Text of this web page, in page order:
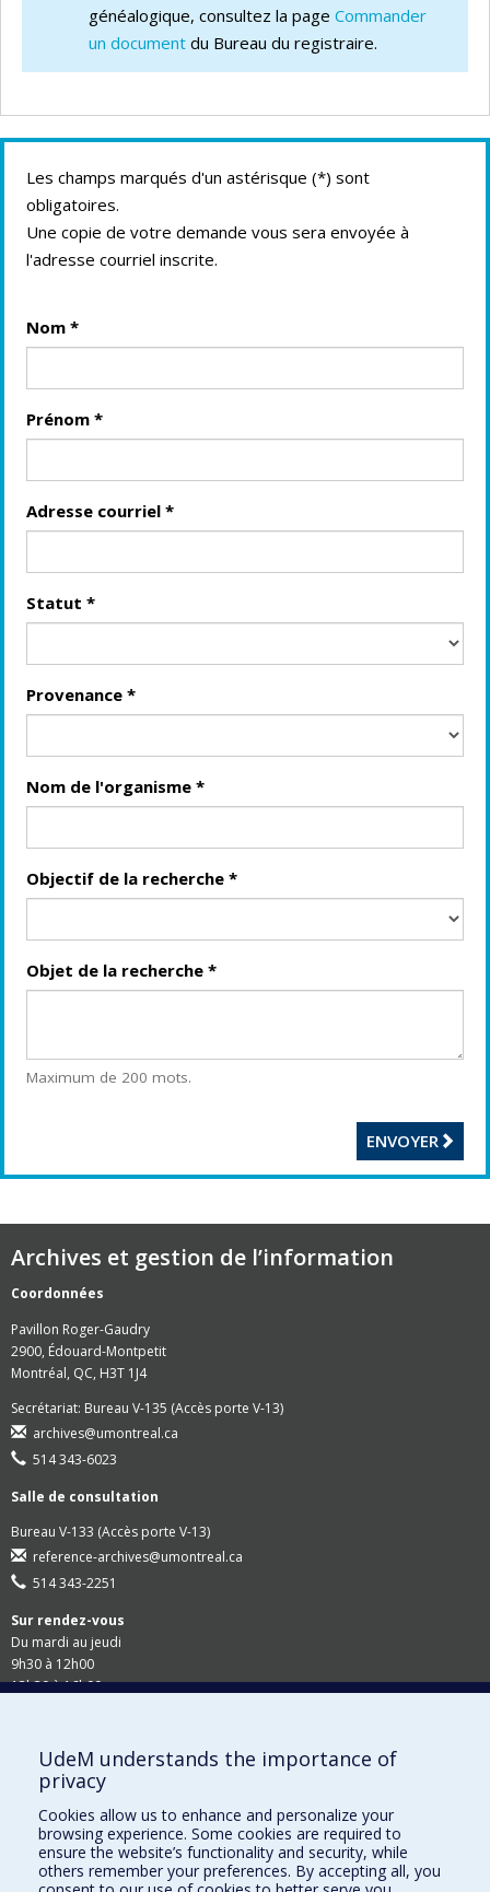
généalogique, consultez la page Commander
un document du Bureau du registraire.
Les champs marqués d'un astérisque (*) sont
obligatoires.
Une copie de votre demande vous sera envoyée à
l'adresse courriel inscrite.
Nom *
Prénom *
Adresse courriel *
Statut *
Provenance *
Nom de l'organisme *
Objectif de la recherche *
Objet de la recherche *
Maximum de 200 mots.
ENVOYER
Archives et gestion de l’information
Coordonnées
Pavillon Roger-Gaudry
2900, Édouard-Montpetit
Montréal, QC, H3T 1J4
Secrétariat: Bureau V-135 (Accès porte V-13)
archives@umontreal.ca
514 343-6023
Salle de consultation
Bureau V-133 (Accès porte V-13)
reference-archives@umontreal.ca
514 343-2251
Sur rendez-vous
Du mardi au jeudi
9h30 à 12h00
13h30 à 16h00
Site Web du Secrétariat général
Accessibilité
Demandes en ligne
UdeM understands the importance of
privacy
Cookies allow us to enhance and personalize your
browsing experience. Some cookies are required to
ensure the website’s functionality and security, while
others remember your preferences. By accepting all, you